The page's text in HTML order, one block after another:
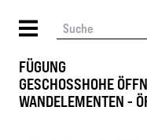
FÜGUNG
GESCHOSSHOHE
WANDELEMENTEN -